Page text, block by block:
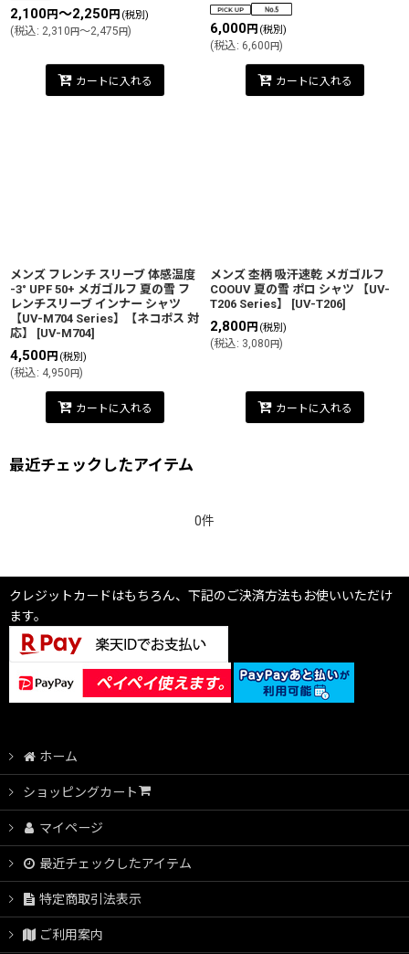
2,100円～2,250円 (税別)
(税込: 2,310 円～2,475 円)
カートに入れる
6,000円 (税別)
(税込: 6,600 円)
カートに入れる
メンズ フレンチ スリーブ 体感温度
-3° UPF 50+ メガゴルフ 夏の雪 フ
レンチスリーブ インナー シャツ
【UV-M704 Series】【ネコポス 対
応】
[UV-M704]
4,500円 (税別)
(税込: 4,950 円)
カートに入れる
メンズ 杢柄 吸汗速乾 メガゴルフ
COOUV 夏の雪 ポロ シャツ 【UV-
T206 Series】
[UV-T206]
2,800円 (税別)
(税込: 3,080 円)
カートに入れる
最近チェックしたアイテム
0件
クレジットカードはもちろん、下記のご決済方法もお使いいただけ
ます。
ホーム
ショッピングカート
マイページ
最近チェックしたアイテム
特定商取引法表示
ご利用案内